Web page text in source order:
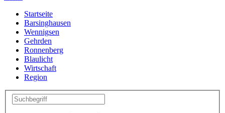
Startseite
Barsinghausen
Wennigsen
Gehrden
Ronnenberg
Blaulicht
Wirtschaft
Region